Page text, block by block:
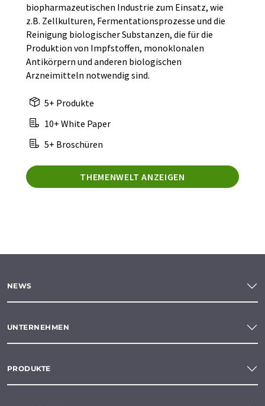
biopharmazeutischen Industrie zum Einsatz, wie
z.B. Zellkulturen, Fermentationsprozesse und die
Reinigung biologischer Substanzen, die für die
Produktion von Impfstoffen, monoklonalen
Antikörpern und anderen biologischen
Arzneimitteln notwendig sind.
5+ Produkte
10+ White Paper
5+ Broschüren
THEMENWELT ANZEIGEN
NEWS
UNTERNEHMEN
PRODUKTE